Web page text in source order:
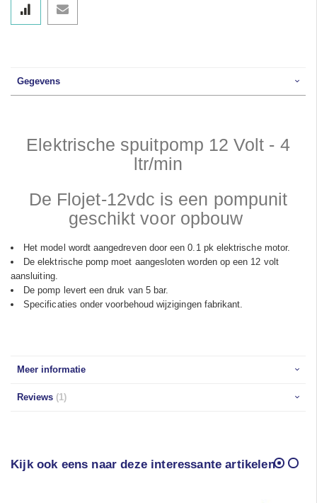
Gegevens
Elektrische spuitpomp 12 Volt - 4
ltr/min
De Flojet-12vdc is een pompunit
geschikt voor opbouw
Het model wordt aangedreven door een 0.1 pk elektrische motor.
De elektrische pomp moet aangesloten worden op een 12 volt
aansluiting.
De pomp levert een druk van 5 bar.
Specificaties onder voorbehoud wijzigingen fabrikant.
Meer informatie
Reviews 1
Kijk ook eens naar deze interessante artikelen